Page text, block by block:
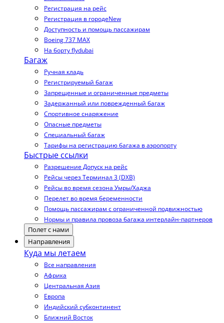
Регистрация на рейс
Регистрация в городеNew
Доступность и помощь пассажирам
Boeing 737 MAX
На борту flydubai
Багаж
Ручная кладь
Регистрируемый багаж
Запрещенные и ограниченные предметы
Задержанный или поврежденный багаж
Спортивное снаряжение
Опасные предметы
Специальный багаж
Тарифы на регистрацию багажа в аэропорту
Быстрые ссылки
Разрешение Допуск на рейс
Рейсы через Терминал 3 (DXB)
Рейсы во время сезона Умры/Хаджа
Перелет во время беременности
Помощь пассажирам с ограниченной подвижностью
Нормы и правила провоза багажа интерлайн-партнеров
Полет с нами
Направления
Куда мы летаем
Все направления
Африка
Центральная Азия
Европа
Индийский субконтинент
Ближний Восток